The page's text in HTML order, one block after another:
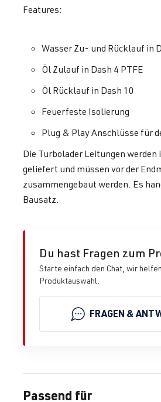
Features:
Wasser Zu- und Rücklauf in
Öl Zulauf in Dash 4 PTFE
Öl Rücklauf in Dash 10
Feuerfeste Isolierung
Plug & Play Anschlüsse für
Die Turbolader Leitungen werden
geliefert und müssen vor der
zusammengebaut werden. Es
Bausatz.
Du hast Fragen zum
Starte einfach den Chat, wir
Produktauswahl.
FRAGEN &
Passend für